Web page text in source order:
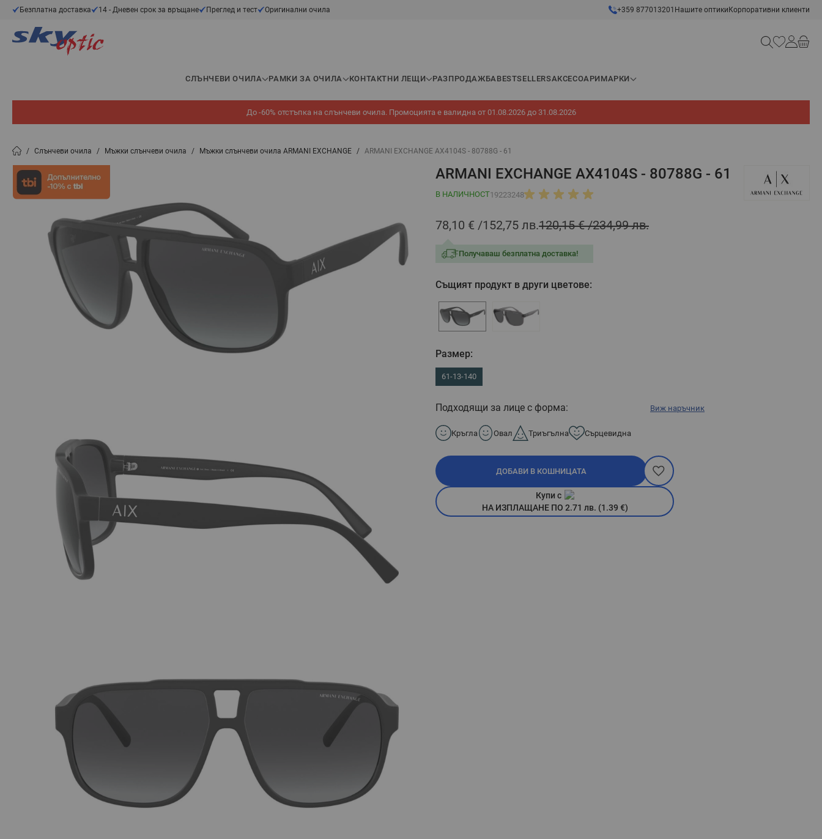
Прескачане към съдържанието
Безплатна доставка 14 - Дневен срок за връщане Преглед и тест Оригинални очила +359 877013201 Нашите оптики Корпоративни клиенти
Търсене
СЛЪНЧЕВИ ОЧИЛА РАМКИ ЗА ОЧИЛА КОНТАКТНИ ЛЕЩИ РАЗПРОДАЖБАBESTSELLERSАКСЕСОАРИ МАРКИ
До -60% отстъпка на слънчеви очила. Промоцията е валидна от 01.08.2026 до 31.08.2026
/ Слънчеви очила / Мъжки слънчеви очила / Мъжки слънчеви очила ARMANI EXCHANGE / ARMANI EXCHANGE AX4104S - 80788G - 61
ARMANI EXCHANGE AX4104S - 80788G - 61
В НАЛИЧНОСТ19223248
120,15 € 234,99 лв.
78,10 € 152,75 лв.
Получаваш безплатна доставка!
Същият продукт в други цветове:
Размер:
61-13-140
Подходящи за лице с форма: Виж наръчник
Кръгла Овал Триъгълна Сърцевидна
ДОБАВИ В КОШНИЦАТА
Купи с
НА ИЗПЛАЩАНЕ ПО 2.71 лв. (1.39 €)